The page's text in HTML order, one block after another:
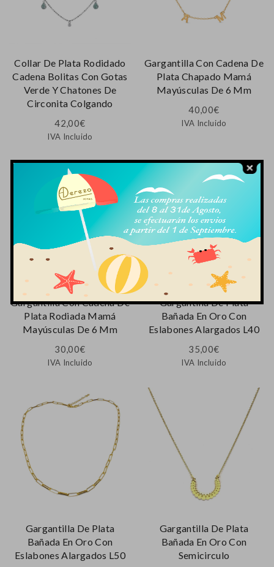
Collar De Plata Rodidado
Cadena Bolitas Con Gotas
Verde Y Chatones De
Circonita Colgando
42,00€
IVA Incluido
Gargantilla Con Cadena De
Plata Chapado Mamá
Mayúsculas De 6 Mm
40,00€
IVA Incluido
Gargantilla Con Cadena De
Plata Rodiada Mamá
Mayúsculas De 6 Mm
30,00€
IVA Incluido
Gargantilla De Plata
Bañada En Oro Con
Eslabones Alargados L40
35,00€
IVA Incluido
Gargantilla De Plata
Bañada En Oro Con
Eslabones Alargados L50
Gargantilla De Plata
Bañada En Oro Con
Semicirculo